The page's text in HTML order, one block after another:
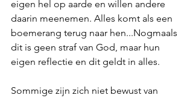
eigen hel op aarde en willen andere
daarin meenemen. Alles komt als een
boemerang terug naar hen...Nogmaals
dit is geen straf van God, maar hun
eigen reflectie en dit geldt in alles.
Sommige zijn zich niet bewust van